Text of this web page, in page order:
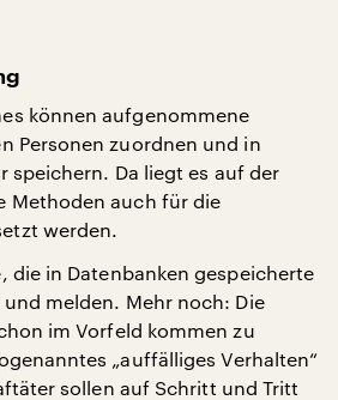
können aufgenommene
Personen zuordnen und in
speichern. Da liegt es auf der
Methoden auch für die
werden.
die in Datenbanken gespeicherte
melden. Mehr noch: Die
im Vorfeld kommen zu
„auffälliges Verhalten“
sollen auf Schritt und Tritt